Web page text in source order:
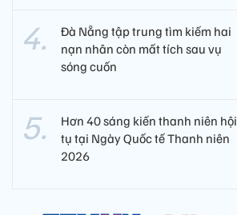
Đà Nẵng tập trung tìm kiếm hai
nạn nhân còn mất tích sau vụ
sóng cuốn
Hơn 40 sáng kiến thanh niên hội
tụ tại Ngày Quốc tế Thanh niên
2026